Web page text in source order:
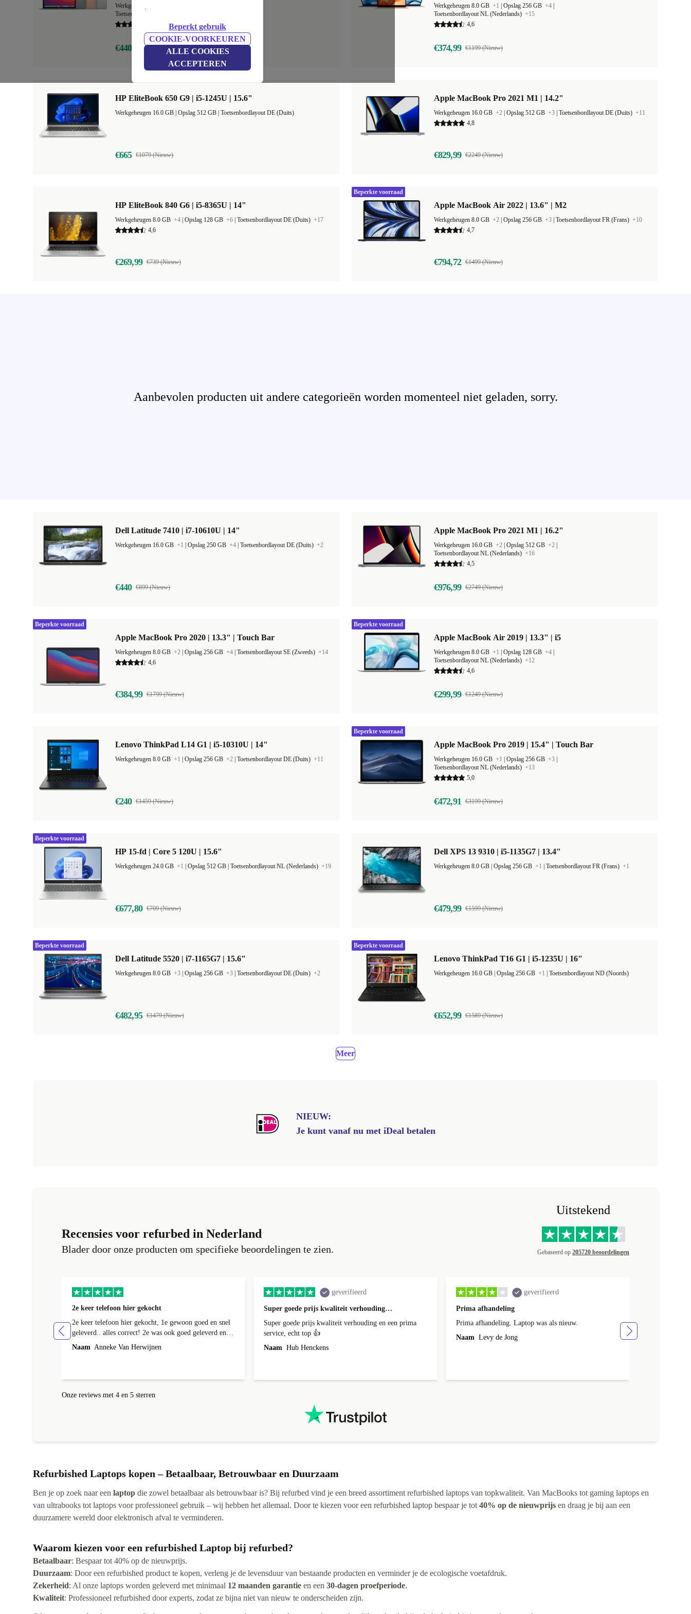
.
Beperkt gebruik
COOKIE-VOORKEUREN
ALLE COOKIES
ACCEPTEREN
Werkgeheugen 8.0 GB
Toetsenbordlayout NL (Nederlands)
€440,99 €1129 (Nieuw)
Werkgeheugen 8.0 GB +1 Opslag 256 GB +4
Toetsenbordlayout NL (Nederlands) +15
4,6
€374,99 €1199 (Nieuw)
HP EliteBook 650 G9 | i5-1245U | 15.6"
Toetsenbordlayout DE (Duits)
€665 €1079 (Nieuw)
Apple MacBook Pro 2021 M1 | 14.2"
Werkgeheugen 16.0 GB +2 Opslag 512 GB +3 Toetsenbordlayout DE (Duits) +11
4,8
€829,99 €2249 (Nieuw)
HP EliteBook 840 G6 | i5-8365U | 14"
Werkgeheugen 8.0 GB +4 Opslag 128 GB +6 Toetsenbordlayout DE (Duits) +17
4,6
€269,99 €739 (Nieuw)
Apple MacBook Air 2022 | 13.6" | M2
Werkgeheugen 8.0 GB +2 Opslag 256 GB +3 Toetsenbordlayout FR (Frans) +10
4,7
€794,72 €1499 (Nieuw)
Beperkte voorraad
Aanbevolen producten uit andere categorieën worden momenteel niet geladen, sorry.
Dell Latitude 7410 | i7-10610U | 14"
Werkgeheugen 16.0 GB +1 Opslag 250 GB +4 Toetsenbordlayout DE (Duits) +2
€440 €899 (Nieuw)
Apple MacBook Pro 2021 M1 | 16.2"
Werkgeheugen 16.0 GB +2 Opslag 512 GB +2
Toetsenbordlayout NL (Nederlands) +16
4,5
€976,99 €2749 (Nieuw)
Apple MacBook Pro 2020 | 13.3" | Touch Bar
Werkgeheugen 8.0 GB +2 Opslag 256 GB +4 Toetsenbordlayout SE (Zweeds) +14
4,6
€384,99 €1799 (Nieuw)
Beperkte voorraad
Apple MacBook Air 2019 | 13.3" | i5
Werkgeheugen 8.0 GB +1 Opslag 128 GB +4
Toetsenbordlayout NL (Nederlands) +12
4,6
€299,99 €1249 (Nieuw)
Beperkte voorraad
Lenovo ThinkPad L14 G1 | i5-10310U | 14"
Werkgeheugen 8.0 GB +1 Opslag 256 GB +2 Toetsenbordlayout DE (Duits) +11
€240 €1459 (Nieuw)
Apple MacBook Pro 2019 | 15.4" | Touch Bar
Werkgeheugen 16.0 GB +1 Opslag 256 GB +3
Toetsenbordlayout NL (Nederlands) +13
5,0
€472,91 €3199 (Nieuw)
Beperkte voorraad
HP 15-fd | Core 5 120U | 15.6"
Werkgeheugen 24.0 GB +1 Toetsenbordlayout NL (Nederlands) +19
€677,80 €709 (Nieuw)
Beperkte voorraad
Dell XPS 13 9310 | i5-1135G7 | 13.4"
Opslag 256 GB +1 Toetsenbordlayout FR (Frans) +1
€479,99 €1599 (Nieuw)
Dell Latitude 5520 | i7-1165G7 | 15.6"
Werkgeheugen 8.0 GB +3 Opslag 256 GB +3 Toetsenbordlayout DE (Duits) +2
€482,95 €1479 (Nieuw)
Beperkte voorraad
Lenovo ThinkPad T16 G1 | i5-1235U | 16"
Opslag 256 GB +1 Toetsenbordlayout ND (Noords)
€652,99 €1589 (Nieuw)
Beperkte voorraad
Meer
NIEUW:
Je kunt vanaf nu met iDeal betalen
Recensies voor refurbed in Nederland
Blader door onze producten om specifieke beoordelingen te zien.
Uitstekend
Gebaseerd op 205720 beoordelingen
2e keer telefoon hier gekocht
2e keer telefoon hier gekocht, 1e gewoon goed en snel
geleverd.. alles correct! 2e was ook goed geleverd en
alles erbij, 1e week bij foto's liep er een streep
doorheen! Kon ik terug sturen nadat ik contact heb
Naam Anneke Van Herwijnen
geverifieerd
Super goede prijs kwaliteit verhouding…
Super goede prijs kwaliteit verhouding en een prima
service, echt top 👍
Naam Hub Henckens
geverifieerd
Prima afhandeling
Prima afhandeling. Laptop was als nieuw.
Naam Levy de Jong
Onze reviews met 4 en 5 sterren
Refurbished Laptops kopen – Betaalbaar, Betrouwbaar en Duurzaam
Ben je op zoek naar een laptop die zowel betaalbaar als betrouwbaar is? Bij refurbed vind je een breed assortiment refurbished laptops van topkwaliteit. Van MacBooks tot gaming laptops en
van ultrabooks tot laptops voor professioneel gebruik – wij hebben het allemaal. Door te kiezen voor een refurbished laptop bespaar je tot 40% op de nieuwprijs en draag je bij aan een
duurzamere wereld door elektronisch afval te verminderen.
Waarom kiezen voor een refurbished Laptop bij refurbed?
Betaalbaar: Bespaar tot 40% op de nieuwprijs.
Duurzaam: Door een refurbished product te kopen, verleng je de levensduur van bestaande producten en verminder je de ecologische voetafdruk.
Zekerheid: Al onze laptops worden geleverd met minimaal 12 maanden garantie en een 30-dagen proefperiode.
Kwaliteit: Professioneel refurbished door experts, zodat ze bijna niet van nieuw te onderscheiden zijn.